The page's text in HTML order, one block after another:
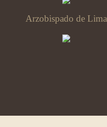
Arzobispado de Lima